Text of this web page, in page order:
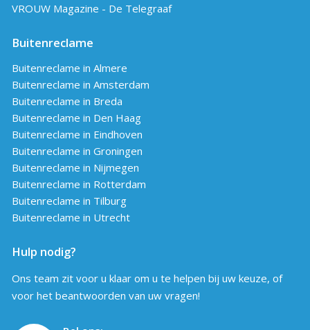
VROUW Magazine - De Telegraaf
Buitenreclame
Buitenreclame in Almere
Buitenreclame in Amsterdam
Buitenreclame in Breda
Buitenreclame in Den Haag
Buitenreclame in Eindhoven
Buitenreclame in Groningen
Buitenreclame in Nijmegen
Buitenreclame in Rotterdam
Buitenreclame in Tilburg
Buitenreclame in Utrecht
Hulp nodig?
Ons team zit voor u klaar om u te helpen bij uw keuze, of
voor het beantwoorden van uw vragen!